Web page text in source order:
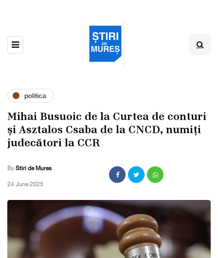
politica
Mihai Busuoic de la Curtea de conturi
și Asztalos Csaba de la CNCD, numiți
judecători la CCR
By Stiri de Mures
,24 June 2025